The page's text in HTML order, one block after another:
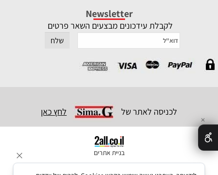
Newsletter
לקבלת עידכונים מבצעים השאר פרטים
לכניסה לאתר של לחץ כאן
בניית אתרים
✕